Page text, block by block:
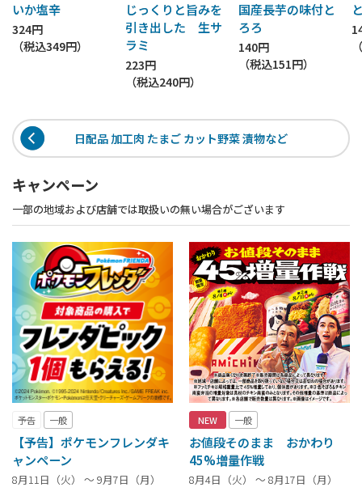
いか塩辛
324円
（税込349円）
じっくりと旨みを
引き出した 生サ
ラミ
223円
（税込240円）
国産長芋の味付と
ろろ
140円
（税込151円）
日配品 加工肉 たまご カット野菜 漬物など
キャンペーン
一部の地域および店舗では取扱いの無い場合がございます
予告 一般
【予告】ポケモンフレンダキ
ャンペーン
8月11日（火） ～ 9月7日（月）
NEW 一般
お値段そのまま おかわり
45%増量作戦
8月4日（火） ～ 8月17日（月）